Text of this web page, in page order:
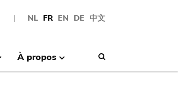
NL FR EN DE 中文
À propos